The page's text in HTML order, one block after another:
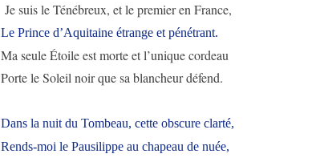
Je suis le Ténébreux, et le premier en France,
Le Prince d’Aquitaine étrange et pénétrant.
Ma seule Étoile est morte et l’unique cordeau
Porte le Soleil noir que sa blancheur défend.
Dans la nuit du Tombeau, cette obscure clarté,
Rends-moi le Pausilippe au chapeau de nuée,